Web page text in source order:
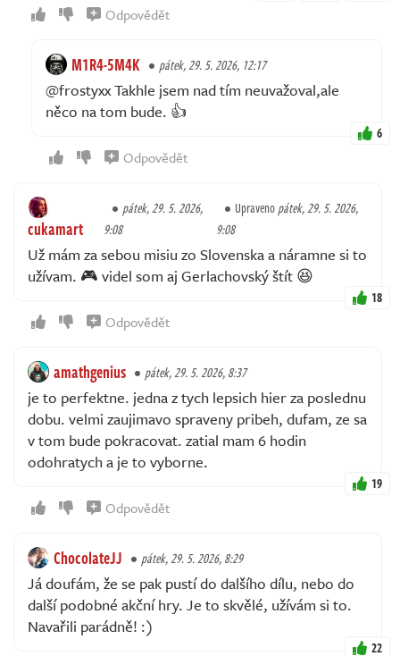
Odpovědět
M1R4-5M4K pátek, 29. 5. 2026, 12:17
@frostyxx Takhle jsem nad tím neuvažoval,ale
něco na tom bude. 👍
6
Odpovědět
cukamart
pátek, 29. 5. 2026,
9:08
Upravenopátek, 29. 5. 2026,
9:08
Už mám za sebou misiu zo Slovenska a náramne si to
užívam. 🎮 videl som aj Gerlachovský štít 😆
18
Odpovědět
amathgenius pátek, 29. 5. 2026, 8:37
je to perfektne. jedna z tych lepsich hier za poslednu
dobu. velmi zaujimavo spraveny pribeh, dufam, ze sa
v tom bude pokracovat. zatial mam 6 hodin
odohratych a je to vyborne.
19
Odpovědět
ChocolateJJ pátek, 29. 5. 2026, 8:29
Já doufám, že se pak pustí do dalšího dílu, nebo do
další podobné akční hry. Je to skvělé, užívám si to.
Navařili parádně! :)
22